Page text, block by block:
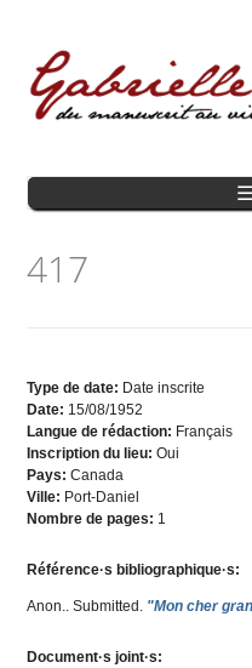
417
Type de date: Date inscrite
Date: 15/08/1952
Langue de rédaction: Français
Inscription du lieu:Oui
Pays:Canada
Ville: Port-Daniel
Nombre de pages: 1
Référence·s bibliographique·s:
Anon.. Submitted. "Mon cher
Document·s joint·s: